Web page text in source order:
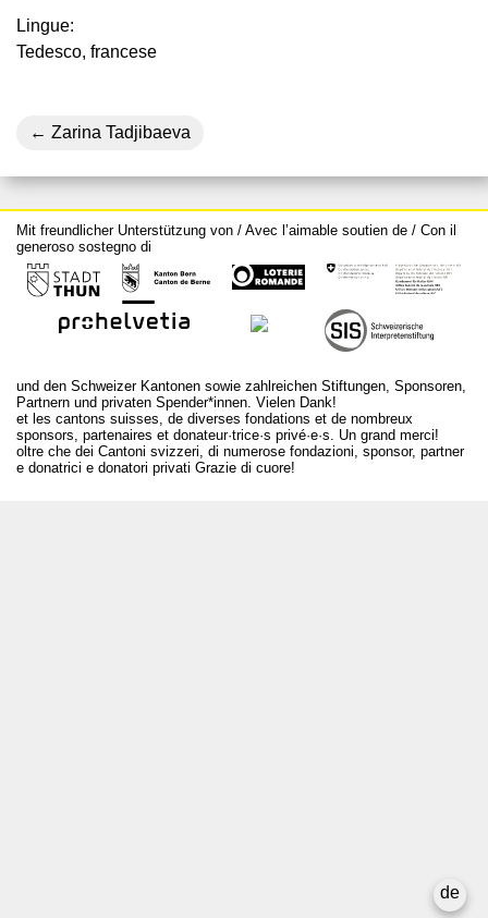
de
Lingue:
Tedesco, francese
Zarina Tadjibaeva
Mit freundlicher Unterstützung von / Avec l’aimable soutien de / Con il
generoso sostegno di
und den Schweizer Kantonen sowie zahlreichen Stiftungen, Sponsoren,
Partnern und privaten Spender*innen. Vielen Dank!
et les cantons suisses, de diverses fondations et de nombreux
sponsors, partenaires et donateur·trice·s privé·e·s. Un grand merci!
oltre che dei Cantoni svizzeri, di numerose fondazioni, sponsor, partner
e donatrici e donatori privati Grazie di cuore!